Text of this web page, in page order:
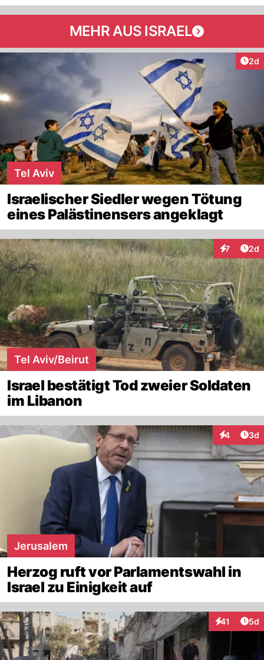
MEHR AUS ISRAEL
2d
Tel Aviv
Israelischer Siedler wegen Tötung
eines Palästinensers angeklagt
7 2d
Tel Aviv/Beirut
Israel bestätigt Tod zweier Soldaten
im Libanon
4 3d
Jerusalem
Herzog ruft vor Parlamentswahl in
Israel zu Einigkeit auf
41
Interaktionen
5d